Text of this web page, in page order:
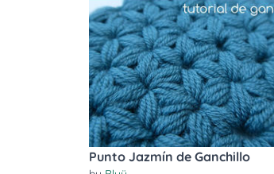
Punto Jazmín de Ganchillo